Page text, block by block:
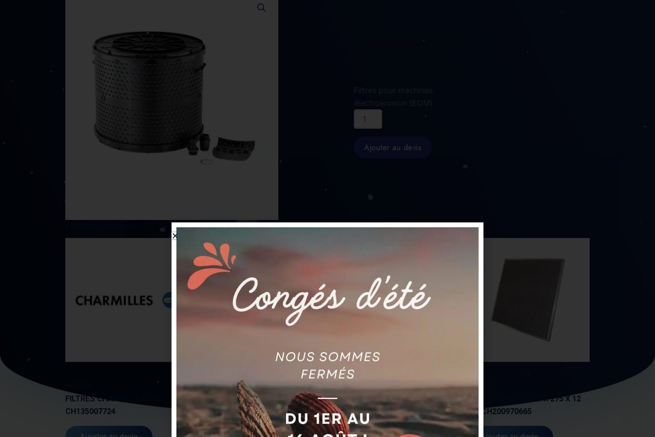
Filtres pour machines
électroérosion (EDM)
quantité
MANN
H34
300
4151300
Ajouter au devis
FILTRES CHARMILLES 3/5µ
CH135007724
AUTRES
FILTRE A AIR 450X320X20 MM
ARMOIRE EL.
AUTRES
RACCORD FILTRES FANUC A97L-
0203-0097#6-AF /
FA97L020300976FAF
AUTRES
FILTRE ARMOIRE 275 X 275 X 12
MM CH200970665